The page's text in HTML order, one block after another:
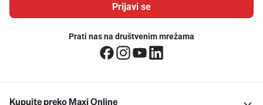
Prijavi se
Prati nas na društvenim mrežama
Kupujte preko Maxi Online